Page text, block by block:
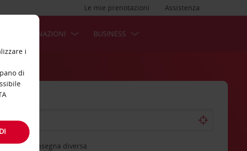
Assistenza
Le mie prenotazioni
DESTINAZIONI BUSINESS
di riconsegna diversa
i
di